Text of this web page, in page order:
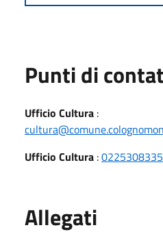
Punti di
Ufficio Cultura :
Ufficio Cultura :
Allegati